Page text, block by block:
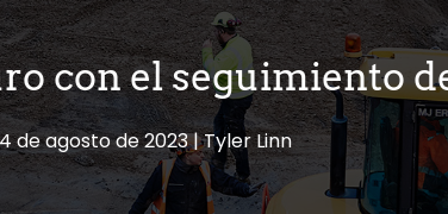
con el seguimiento
de agosto de 2023 Tyler Linn